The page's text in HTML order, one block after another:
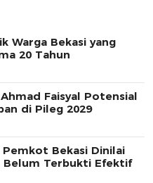
Warga Bekasi yang
20 Tahun
Faisyal Potensial
di Pileg 2029
Bekasi Dinilai
Belum Terbukti Efektif